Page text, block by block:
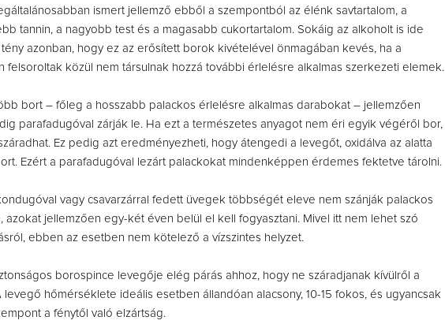
ismert jellemző ebből a szempontból az élénk savtartalom, a
tannin, a nagyobb test és a magasabb cukortartalom. Sokáig az alkoholt is ide
azonban, hogy ez az erősített borok kivételével önmagában kevés, ha a
felsoroltak közül nem társulnak hozzá további érlelésre alkalmas szerkezeti elemek.
bort – főleg a hosszabb palackos érlelésre alkalmas darabokat – jellemzően
parafadugóval zárják le. Ha ezt a természetes anyagot nem éri egyik végéről bor,
Ez pedig azt eredményezheti, hogy átengedi a levegőt, oxidálva az alatta
Ezért a parafadugóval lezárt palackokat mindenképpen érdemes fektetve tárolni.
vagy csavarzárral fedett üvegek többségét eleve nem szánják palackos
azokat jellemzően egy-két éven belül el kell fogyasztani. Mivel itt nem lehet szó
ebben az esetben nem kötelező a vízszintes helyzet.
borospince levegője elég párás ahhoz, hogy ne száradjanak kívülről a
levegő hőmérséklete ideális esetben állandóan alacsony, 10-15 fokos, és ugyancsak
a fénytől való elzártság.